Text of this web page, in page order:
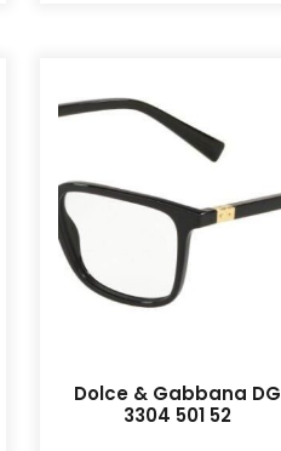
Dolce & Gabbana DG
3304 501 52